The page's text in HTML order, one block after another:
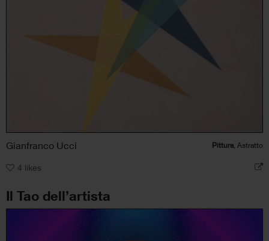
Gianfranco Ucci Pittura, Astratto
4 likes
Il Tao dell’artista